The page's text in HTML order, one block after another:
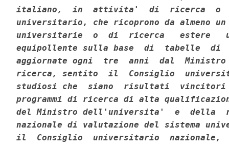
italiano,  in  attivita'  di  ricerca  o
universitario, che ricoprono da almeno
universitarie  o  di  ricerca   estere
equipollente sulla base  di  tabelle  di
aggiornate ogni  tre  anni  dal
ricerca, sentito  il  Consiglio
studiosi che  siano  risultati
programmi di ricerca di alta
del Ministro dell'universita'  e  della
nazionale di valutazione del sistema
il  Consiglio  universitario